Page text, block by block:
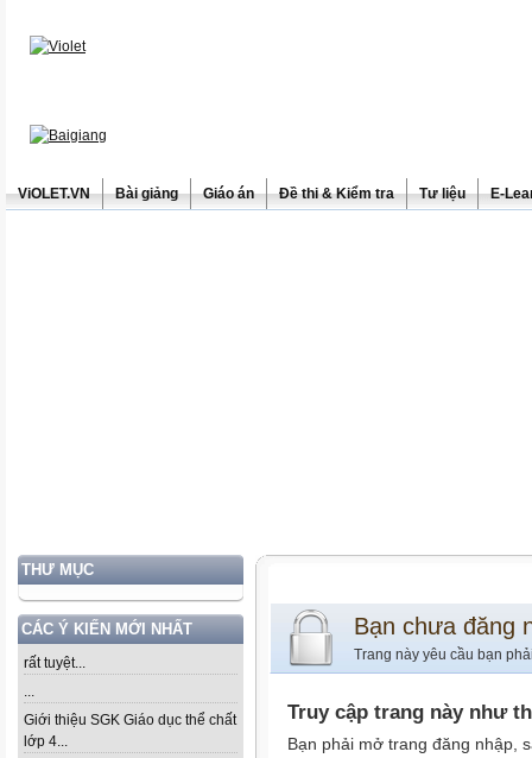
ViOLET.VN Bài giảng Giáo án Đề thi & Kiểm tra Tư liệu E-
THƯ MỤC
CÁC Ý KIẾN MỚI NHẤT
rất tuyệt...
...
Giới thiệu SGK Giáo dục thể chất
lớp 4...
Bạn chưa đăng
Trang này yêu cầu bạn
Truy cập trang này như
Bạn phải mở trang đăng nhập,